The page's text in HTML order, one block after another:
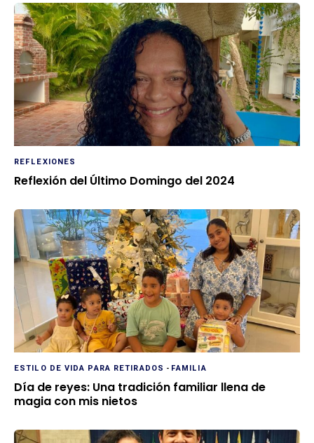
REFLEXIONES
Reflexión del Último Domingo del 2024
ESTILO DE VIDA PARA RETIRADOS - FAMILIA
Día de reyes: Una tradición familiar llena de
magia con mis nietos